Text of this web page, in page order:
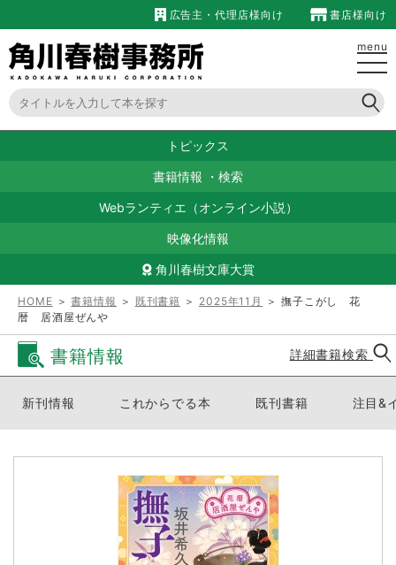
広告主・代理店様向け 書店様向け
menu
トピックス
書籍情報 ・ 検索
Webランティエ（オンライン小説）
映像化情報
角川春樹文庫大賞
HOME ＞書籍情報 ＞ 既刊書籍 ＞ 2025年11月
＞ 撫子こがし 花
暦 居酒屋ぜんや
書籍情報 詳細書籍検索
新刊情報 これからでる本 既刊書籍 注目&